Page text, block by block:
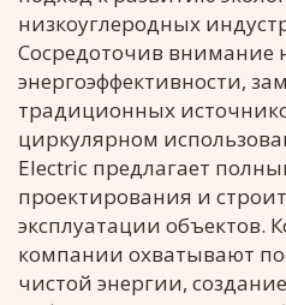
низкоуглеродных
Сосредоточив внимание
энергоэффективности,
традиционных
циркулярном
Electric предлагает
проектирования и
эксплуатации объектов.
компании охватывают
чистой энергии,